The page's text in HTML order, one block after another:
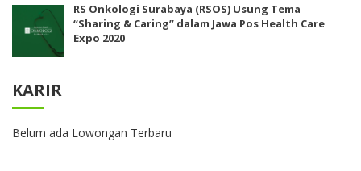
RS Onkologi Surabaya (RSOS) Usung Tema
“Sharing & Caring” dalam Jawa Pos Health Care
Expo 2020
KARIR
Belum ada Lowongan Terbaru